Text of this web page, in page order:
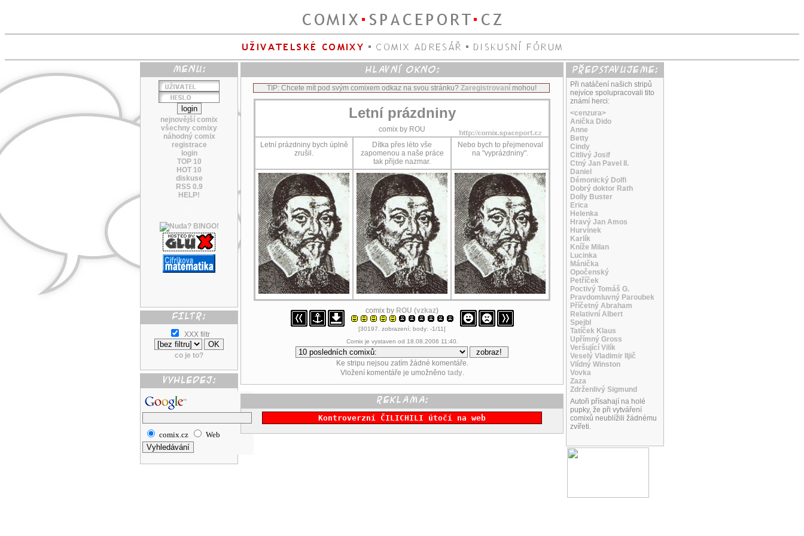
nejnovější comix
všechny comixy
náhodný comix
registrace
login
TOP 10
HOT 10
diskuse
RSS 0.9
HELP!
XXX filtr
co je to?
comix.cz Web
TIP: Chcete mít pod svým comixem odkaz na svou stránku? Zaregistrovanímohou!
Letní prázdniny
comix by ROU
Letní prázdniny bych úplně
zrušil.
Dítka přes léto vše
zapomenou a naše práce
tak přijde nazmar.
Nebo bych to přejmenoval
na "vyprázdniny".
comix by ROU (vzkaz)
[30197. zobrazení; body: -1/11]
Comix je vystaven od 18.08.2006 11:40.
Ke stripu nejsou zatím žádné komentáře.
Vložení komentáře je umožněno tady.
Kontroverzní ČILICHILI útočí na web
Při natáčení našich stripů
nejvíce spolupracovali tito
známí herci:
<cenzura>
Anička Dido
Anne
Betty
Cindy
Citlivý Josif
Ctný Jan Pavel II.
Daniel
Démonický Dolfi
Dobrý doktor Rath
Dolly Buster
Erica
Helenka
Hravý Jan Amos
Hurvínek
Karlík
Kníže Milan
Lucinka
Mánička
Opočenský
Petříček
Poctivý Tomáš G.
Pravdomluvný Paroubek
Příčetný Abraham
Relativní Albert
Spejbl
Tatíček Klaus
Upřímný Gross
Veršující Vilík
Veselý Vladimir Iljič
Vlídný Winston
Vovka
Zaza
Zdrženlivý Sigmund
Autoři přísahají na holé
pupky, že při vytváření
comixů neublížili žádnému
zvířeti.